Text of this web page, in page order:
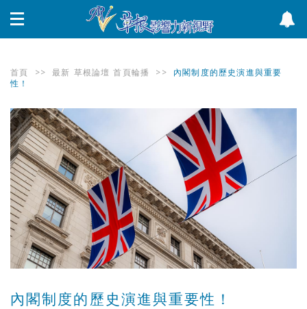
首頁 >> 最新 草根論壇 首頁輪播 >>
內閣制度的歷史演進與重要
性！
內閣制度的歷史演進與重要性！